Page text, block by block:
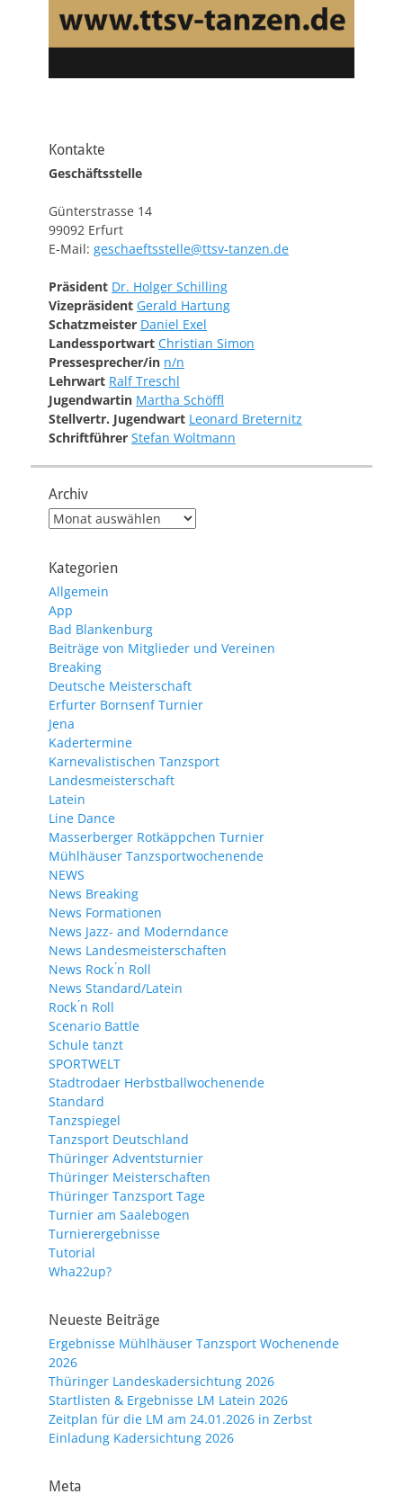
Kontakte
Geschäftsstelle
Günterstrasse 14
99092 Erfurt
E-Mail: geschaeftsstelle@ttsv-tanzen.de
Präsident Dr. Holger Schilling
Vizepräsident Gerald Hartung
Schatzmeister Daniel Exel
Landessportwart Christian Simon
Pressesprecher/in n/n
Lehrwart Ralf Treschl
Jugendwartin Martha Schöffl
Stellvertr. Jugendwart Leonard Breternitz
Schriftführer Stefan Woltmann
Archiv
Archiv
Kategorien
Allgemein
App
Bad Blankenburg
Beiträge von Mitglieder und Vereinen
Breaking
Deutsche Meisterschaft
Erfurter Bornsenf Turnier
Jena
Kadertermine
Karnevalistischen Tanzsport
Landesmeisterschaft
Latein
Line Dance
Masserberger Rotkäppchen Turnier
Mühlhäuser Tanzsportwochenende
NEWS
News Breaking
News Formationen
News Jazz- and Moderndance
News Landesmeisterschaften
News Rock ́n Roll
News Standard/Latein
Rock ́n Roll
Scenario Battle
Schule tanzt
SPORTWELT
Stadtrodaer Herbstballwochenende
Standard
Tanzspiegel
Tanzsport Deutschland
Thüringer Adventsturnier
Thüringer Meisterschaften
Thüringer Tanzsport Tage
Turnier am Saalebogen
Turnierergebnisse
Tutorial
Wha22up?
Neueste Beiträge
Ergebnisse Mühlhäuser Tanzsport Wochenende
2026
Thüringer Landeskadersichtung 2026
Startlisten & Ergebnisse LM Latein 2026
Zeitplan für die LM am 24.01.2026 in Zerbst
Einladung Kadersichtung 2026
Meta